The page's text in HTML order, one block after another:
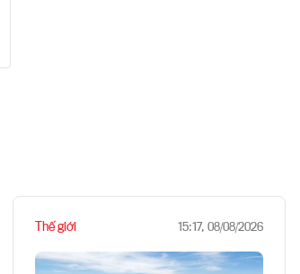
Thế giới 15:17, 08/08/2026